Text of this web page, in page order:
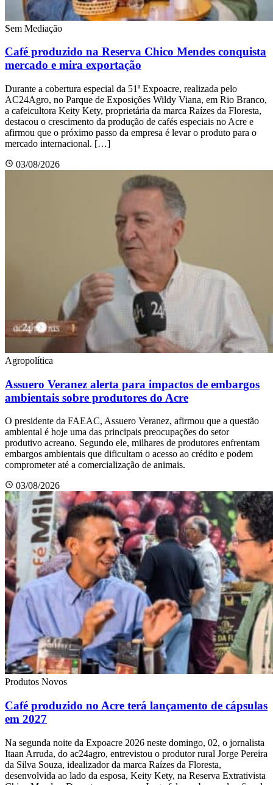
Sem Mediação
Café produzido na Reserva Chico Mendes conquista
mercado e mira exportação
Durante a cobertura especial da 51ª Expoacre, realizada pelo
AC24Agro, no Parque de Exposições Wildy Viana, em Rio Branco,
a cafeicultora Keity Kety, proprietária da marca Raízes da Floresta,
destacou o crescimento da produção de cafés especiais no Acre e
afirmou que o próximo passo da empresa é levar o produto para o
mercado internacional. […]
03/08/2026
Agropolítica
Assuero Veranez alerta para impactos de embargos
ambientais sobre produtores do Acre
O presidente da FAEAC, Assuero Veranez, afirmou que a questão
ambiental é hoje uma das principais preocupações do setor
produtivo acreano. Segundo ele, milhares de produtores enfrentam
embargos ambientais que dificultam o acesso ao crédito e podem
comprometer até a comercialização de animais.
03/08/2026
Produtos Novos
Café produzido no Acre terá lançamento de cápsulas
em 2027
Na segunda noite da Expoacre 2026 neste domingo, 02, o jornalista
Itaan Arruda, do ac24agro, entrevistou o produtor rural Jorge Pereira
da Silva Souza, idealizador da marca Raízes da Floresta,
desenvolvida ao lado da esposa, Keity Kety, na Reserva Extrativista